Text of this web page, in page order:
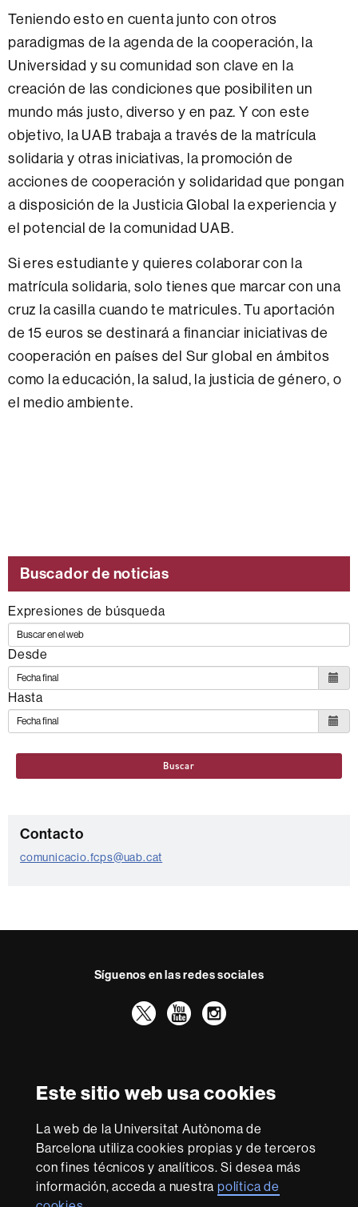
Este sitio web usa cookies
La web de la Universitat Autònoma de
Barcelona utiliza cookies propias y de terceros
con fines técnicos y analíticos. Si desea más
información, acceda a nuestrapolítica de
Teniendo esto en cuenta junto con otros
paradigmas de la agenda de la cooperación, la
Universidad y su comunidad son clave en la
creación de las condiciones que posibiliten un
mundo más justo, diverso y en paz. Y con este
objetivo, la UAB trabaja a través de la matrícula
solidaria y otras iniciativas, la promoción de
acciones de cooperación y solidaridad que pongan
a disposición de la Justicia Global la experiencia y
el potencial de la comunidad UAB.
Si eres estudiante y quieres colaborar con la
matrícula solidaria, solo tienes que marcar con una
cruz la casilla cuando te matricules. Tu aportación
de 15 euros se destinará a financiar iniciativas de
cooperación en países del Sur global en ámbitos
como la educación, la salud, la justicia de género, o
el medio ambiente.
se
engloba
de
los
siguientes
ODS
Buscador de noticias
Expresiones de búsqueda
Desde
Hasta
Buscar
C
o
a
Contacto
comunicacio.fcps@uab.cat
Síguenos en las redes sociales
TwitterYouTube
Instagram
Excellence
Research
-
Euraxess
Con la financiación de